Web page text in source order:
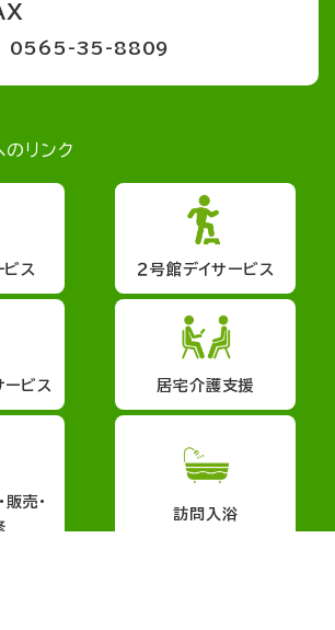
0565-35-8809
リンク
ビス ２号館デイサービス
ービス 居宅介護支援
売・
訪問入浴